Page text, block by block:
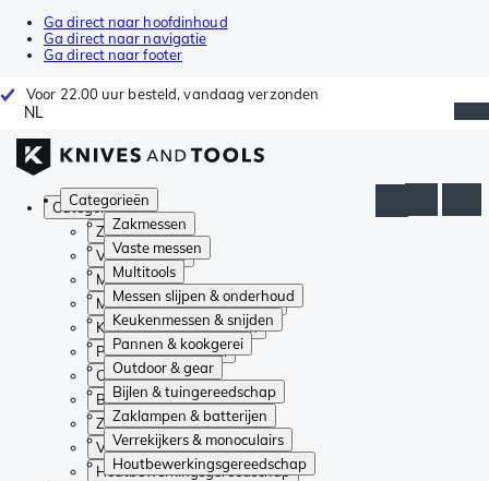
Ga direct naar hoofdinhoud
Ga direct naar navigatie
Ga direct naar footer
Voor 22.00 uur besteld, vandaag verzonden
NL
Categorieën
Zakmessen
Vaste messen
Multitools
Messen slijpen & onderhoud
Keukenmessen & snijden
Pannen & kookgerei
Outdoor & gear
Bijlen & tuingereedschap
Zaklampen & batterijen
Verrekijkers & monoculairs
Houtbewerkingsgereedschap
Categorieën
Zakmessen
Vaste messen
Multitools
Messen slijpen & onderhoud
Keukenmessen & snijden
Pannen & kookgerei
Outdoor & gear
Bijlen & tuingereedschap
Zaklampen & batterijen
Verrekijkers & monoculairs
Houtbewerkingsgereedschap